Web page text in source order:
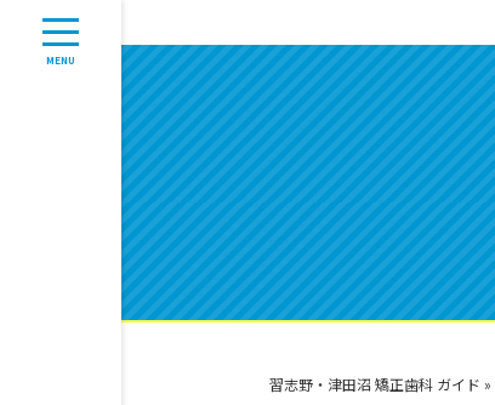
MENU
習志野・津田沼 矯正歯科 ガイド »